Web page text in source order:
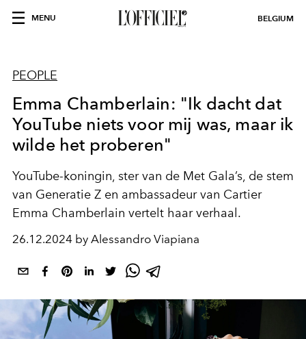
MENU BELGIUM
PEOPLE
Emma Chamberlain: "Ik dacht dat
YouTube niets voor mij was, maar ik
wilde het proberen"
YouTube-koningin, ster van de Met Gala’s, de stem
van Generatie Z en ambassadeur van Cartier
Emma Chamberlain vertelt haar verhaal.
26.12.2024 by Alessandro Viapiana